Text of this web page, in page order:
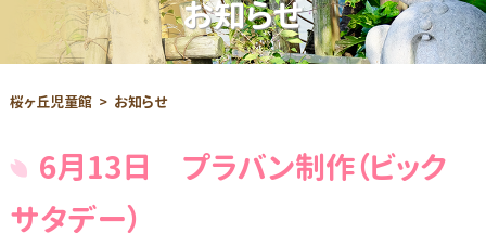
i
o
n
お知らせ
桜ヶ丘児童館 お知らせ
6月13日 プラバン制作（ビック
サタデー）